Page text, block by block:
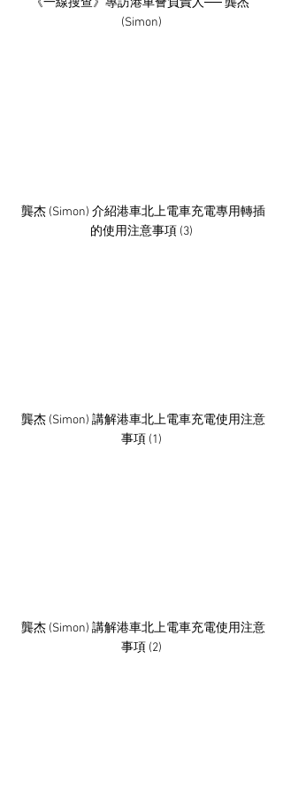
《一線搜查》專訪港車薈負責人── 龔杰
(Simon)
龔杰 (Simon) 介紹港車北上電車充電專用轉插
的使用注意事項 (3)
龔杰 (Simon) 講解港車北上電車充電使用注意
事項 (1)
龔杰 (Simon) 講解港車北上電車充電使用注意
事項 (2)